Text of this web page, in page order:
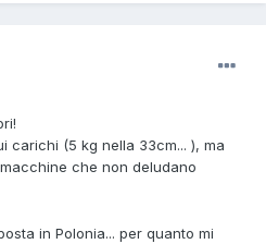
carichi (5 kg nella 33cm... ), ma
che non deludano
in Polonia... per quanto mi